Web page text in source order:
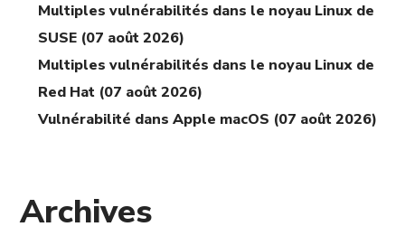
Multiples vulnérabilités dans le noyau Linux de
SUSE (07 août 2026)
Multiples vulnérabilités dans le noyau Linux de
Red Hat (07 août 2026)
Vulnérabilité dans Apple macOS (07 août 2026)
Archives